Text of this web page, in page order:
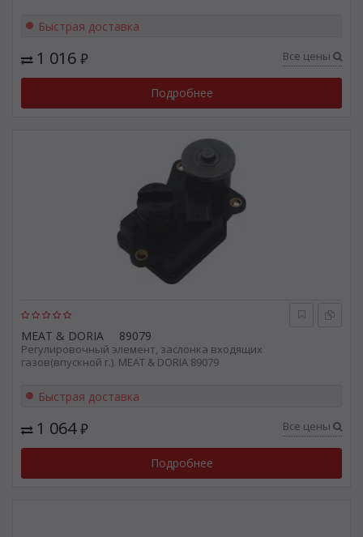
Быстрая доставка
1 016 ₽ Все цены
Подробнее
MEAT & DORIA 89079
Регулировочный элемент, заслонка входящих
газов(впускной г.). MEAT & DORIA 89079
Быстрая доставка
1 064₽ Все цены
Подробнее